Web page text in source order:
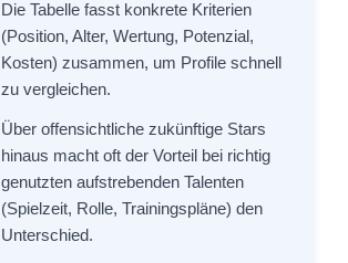
Die Tabelle fasst konkrete Kriterien
(Position, Alter, Wertung, Potenzial,
Kosten) zusammen, um Profile schnell
zu vergleichen.
Über offensichtliche zukünftige Stars
hinaus macht oft der Vorteil bei richtig
genutzten aufstrebenden Talenten
(Spielzeit, Rolle, Trainingspläne) den
Unterschied.